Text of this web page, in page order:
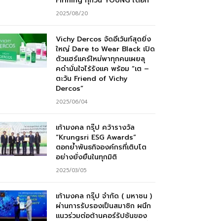
2025/08/20
Vichy Dercos จัดอีเว้นท์สุดยิ่ง
ใหญ่ Dare to Wear Black เปิด
ตัวแฮร์แคร์ใหม่พาทุกคนเผยลุ
คดำมั่นใจไร้รังแค พร้อม “เต –
ตะวัน Friend of Vichy
Dercos”
2025/06/04
เก้ามงคล กรุ๊ป คว้ารางวัล
“Krungsri ESG Awards”
ตอกย้ำพันธกิจองค์กรที่เติบโต
อย่างยั่งยืนในทุกมิติ
2025/03/05
เก้ามงคล กรุ๊ป จำกัด ( มหาชน )
ผ่านการรับรองเป็นสมาชิก ผนึก
แนวร่วมต่อต้านคอร์รัปชันของ